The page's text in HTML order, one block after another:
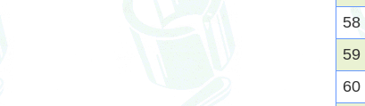
58
59
60